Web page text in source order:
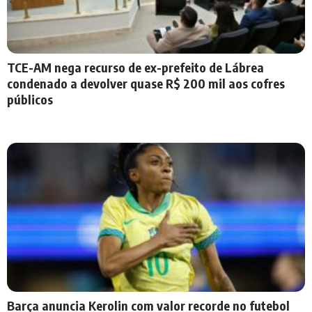
TCE-AM nega recurso de ex-prefeito de Lábrea
condenado a devolver quase R$ 200 mil aos cofres
públicos
Barça anuncia Kerolin com valor recorde no futebol